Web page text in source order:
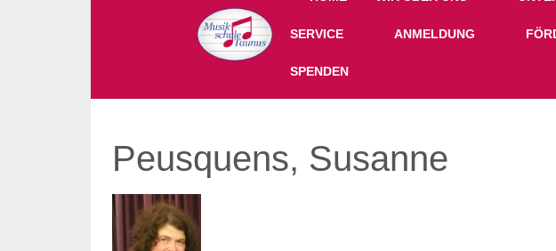
Off-Canvas Toggle SERVICE ANMELDUNG
SPENDEN
Peusquens, Susanne